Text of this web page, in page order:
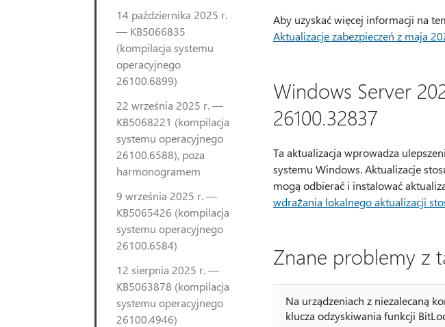
14 października 2025 r.
— KB5066835
(kompilacja systemu
operacyjnego
26100.6899)
22 września 2025 r. —
KB5068221 (kompilacja
systemu operacyjnego
26100.6588), poza
harmonogramem
9 września 2025 r. —
KB5065426 (kompilacja
systemu operacyjnego
26100.6584)
12 sierpnia 2025 r. —
KB5063878 (kompilacja
systemu operacyjnego
26100.4946)
Aby uzyskać więcej informacji na
Aktualizacje zabezpieczeń z maja
Windows Server
26100.32837
Ta aktualizacja wprowadza
systemu Windows. Aktualizacje
mogą odbierać i instalować
wdrażania lokalnego aktualizacji
Znane problemy z
Na urządzeniach z niezalecaną
klucza odzyskiwania funkcji